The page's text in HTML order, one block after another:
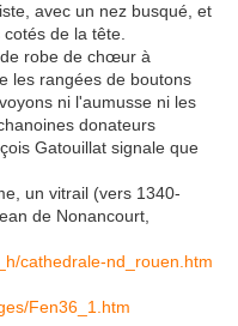
avec un nez busqué, et
de la tête.
robe de chœur à
les rangées de boutons
ni l'aumusse ni les
donateurs
Gatouillat signale que
un vitrail (vers 1340-
de Nonancourt,
cathedrale-nd_rouen.htm
Fen36_1.htm